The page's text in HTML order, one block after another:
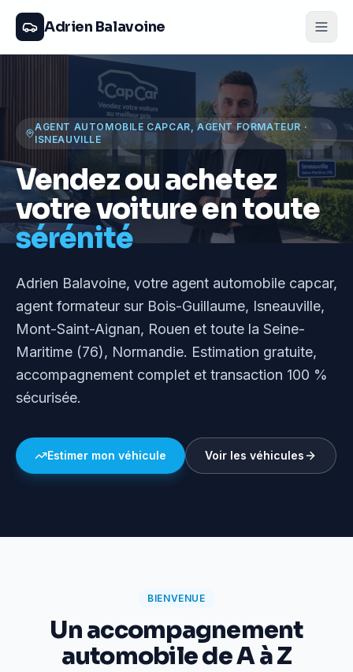
Adrien Balavoine
AGENT AUTOMOBILE CAPCAR, AGENT FORMATEUR ·
ISNEAUVILLE
Vendez ou achetez
votre voiture en toute
sérénité
Adrien Balavoine, votre agent automobile capcar,
agent formateur sur Bois-Guillaume, Isneauville,
Mont-Saint-Aignan, Rouen et toute la Seine-
Maritime (76), Normandie. Estimation gratuite,
accompagnement complet et transaction 100 %
sécurisée.
Estimer mon véhicule Voir les véhicules
BIENVENUE
Un accompagnement
automobile de A à Z